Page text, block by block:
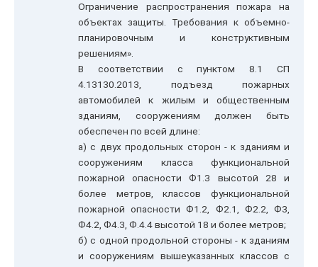
Ограничение распространения пожара на
объектах защиты. Требования к объемно-
планировочным и конструктивным
решениям».
В соответствии с пунктом 8.1 СП
4.13130.2013, подъезд пожарных
автомобилей к жилым и общественным
зданиям, сооружениям должен быть
обеспечен по всей длине:
а) с двух продольных сторон - к зданиям и
сооружениям класса функциональной
пожарной опасности Ф1.3 высотой 28 и
более метров, классов функциональной
пожарной опасности Ф1.2, Ф2.1, Ф2.2, Ф3,
Ф4.2, Ф4.3, Ф.4.4 высотой 18 и более метров;
б) с одной продольной стороны - к зданиям
и сооружениям вышеуказанных классов с